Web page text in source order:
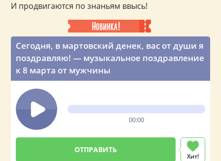
Сегодня, в мартовский денек, вас от души я
поздравляю! — музыкальное поздравление
к 8 марта от мужчины
00:00
Хит!
И продвигаются по знаньям ввысь!